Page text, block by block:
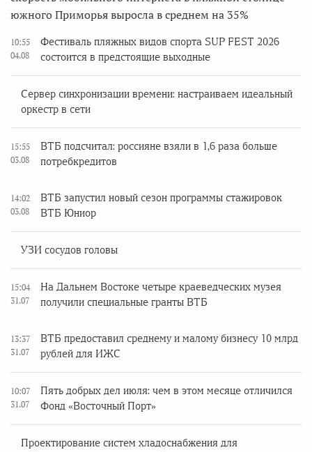
южного Приморья выросла в среднем на 35%
10:55
04.08
Фестиваль пляжных видов спорта SUP FEST 2026
состоится в предстоящие выходные
Сервер синхронизации времени: настраиваем идеальный
оркестр в сети
15:55
03.08
ВТБ подсчитал: россияне взяли в 1,6 раза больше
потребкредитов
14:02
03.08
ВТБ запустил новый сезон программы стажировок
ВТБ Юниор
УЗИ сосудов головы
15:04
31.07
На Дальнем Востоке четыре краеведческих музея
получили специальные гранты ВТБ
13:37
31.07
ВТБ предоставил среднему и малому бизнесу 10 млрд
рублей для ИЖС
10:07
31.07
Пять добрых дел июля: чем в этом месяце отличился
Фонд «Восточный Порт»
Проектирование систем хладоснабжения для